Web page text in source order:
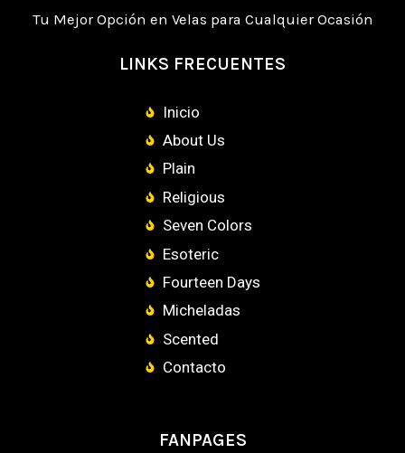
Tu Mejor Opción en Velas para Cualquier Ocasión
LINKS FRECUENTES
Inicio
About Us
Plain
Religious
Seven Colors
Esoteric
Fourteen Days
Micheladas
Scented
Contacto
FANPAGES